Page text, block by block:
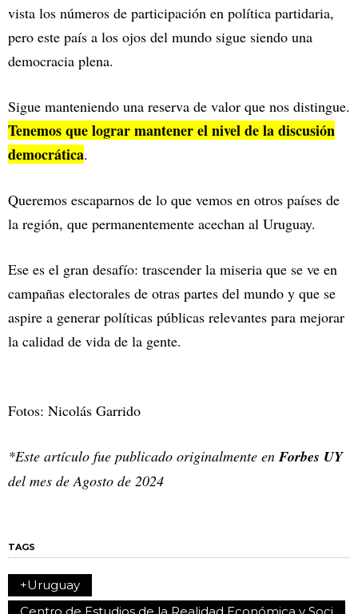
vista los números de participación en política partidaria,
pero este país a los ojos del mundo sigue siendo una
democracia plena.
Sigue manteniendo una reserva de valor que nos distingue.
Tenemos que lograr mantener el nivel de la discusión
democrática.
Queremos escaparnos de lo que vemos en otros países de
la región, que permanentemente acechan al Uruguay.
Ese es el gran desafío: trascender la miseria que se ve en
campañas electorales de otras partes del mundo y que se
aspire a generar políticas públicas relevantes para mejorar
la calidad de vida de la gente.
Fotos: Nicolás Garrido
*Este artículo fue publicado originalmente enForbes UY
del mes de Agosto de 2024
TAGS
+Uruguay